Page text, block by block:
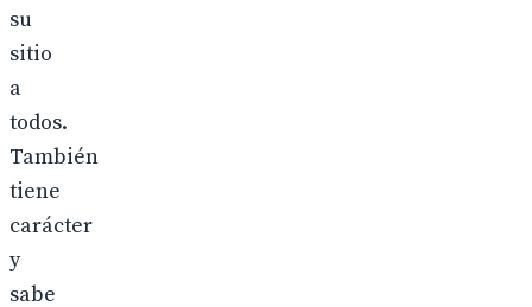
su
sitio
a
todos.
También
tiene
carácter
y
sabe